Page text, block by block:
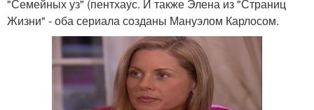
"Семейных уз" (пентхаус. И также Элена из "Страниц
Жизни" - оба сериала созданы Мануэлом Карлосом.